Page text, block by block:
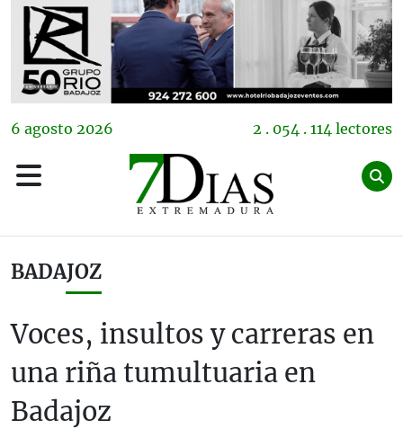
6 agosto 2026 2 . 054 . 114 lectores
BADAJOZ
Voces, insultos y carreras en
una riña tumultuaria en
Badajoz